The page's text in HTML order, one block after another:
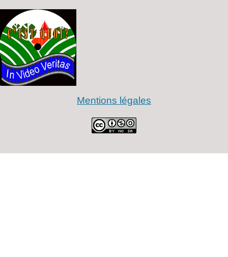
Mentions légales